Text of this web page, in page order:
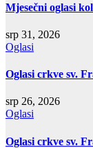
Mjesečni oglasi
srp 31, 2026
Oglasi
Oglasi crkve sv.
srp 26, 2026
Oglasi
Oglasi crkve sv.